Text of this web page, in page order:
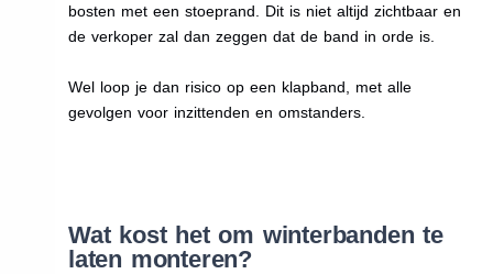
bosten met een stoeprand. Dit is niet altijd zichtbaar en
de verkoper zal dan zeggen dat de band in orde is.
Wel loop je dan risico op een klapband, met alle
gevolgen voor inzittenden en omstanders.
Wat kost het om winterbanden te
laten monteren?